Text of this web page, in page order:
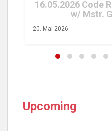
16.05.2026 Code
w/ Mstr.
20. Mai 2026
Upcoming